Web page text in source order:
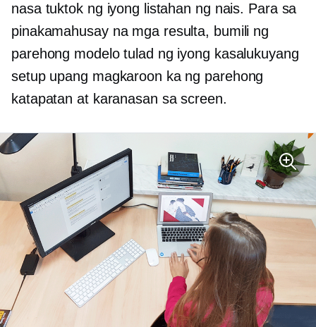
nasa tuktok ng iyong listahan ng nais. Para sa
pinakamahusay na mga resulta, bumili ng
parehong modelo tulad ng iyong kasalukuyang
setup upang magkaroon ka ng parehong
katapatan at karanasan sa screen.